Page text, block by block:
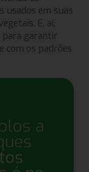
usados em suas
E, aí,
para garantir
com os padrões
a